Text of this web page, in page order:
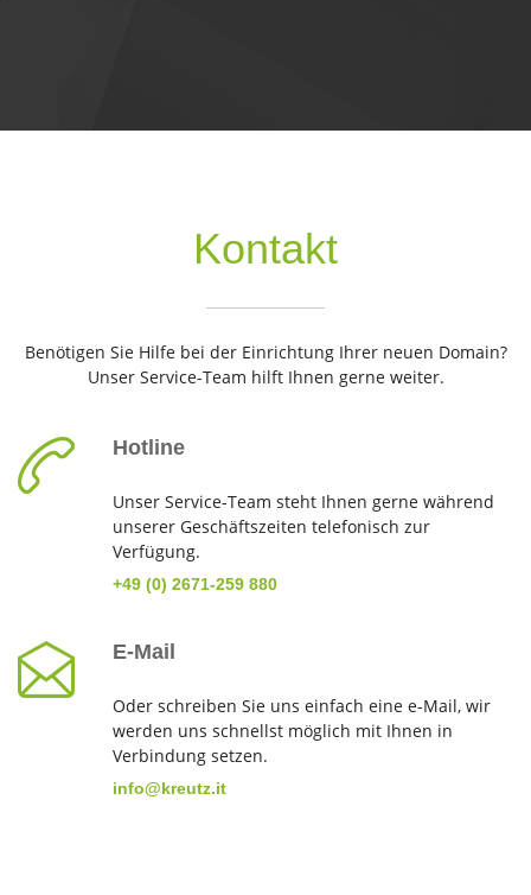
Kontakt
Benötigen Sie Hilfe bei der Einrichtung Ihrer neuen Domain?
Unser Service-Team hilft Ihnen gerne weiter.
Hotline
Unser Service-Team steht Ihnen gerne während
unserer Geschäftszeiten telefonisch zur
Verfügung.
+49 (0) 2671-259 880
E-Mail
Oder schreiben Sie uns einfach eine e-Mail, wir
werden uns schnellst möglich mit Ihnen in
Verbindung setzen.
info@kreutz.it